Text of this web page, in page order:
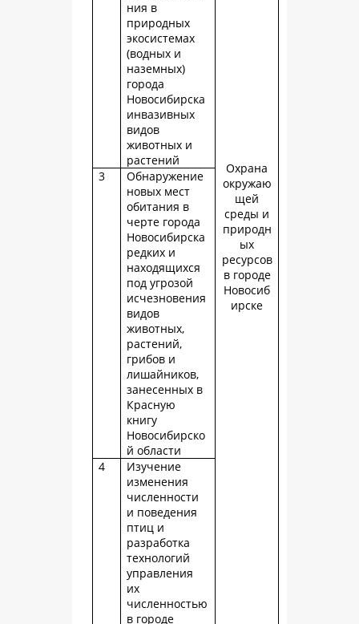
Охрана
окружаю
щей
среды и
природн
ых
ресурсов
в городе
Новосиб
ирске
ния в
природных
экосистемах
(водных и
наземных)
города
Новосибирска
инвазивных
видов
животных и
растений
3
Обнаружение
новых мест
обитания в
черте города
Новосибирска
редких и
находящихся
под угрозой
исчезновения
видов
животных,
растений,
грибов и
лишайников,
занесенных в
Красную
книгу
Новосибирско
й области
4
Изучение
изменения
численности
и поведения
птиц и
разработка
технологий
управления
их
численностью
в городе